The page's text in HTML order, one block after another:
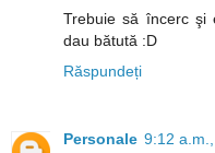
Trebuie să încerc şi
dau bătută :D
Răspundeți
Personale 9:12